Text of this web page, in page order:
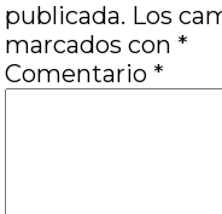
publicada. Los
marcados con *
Comentario *